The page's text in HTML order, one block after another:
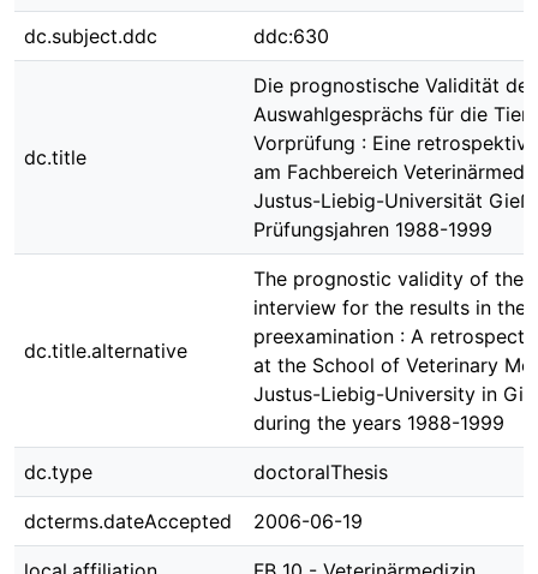
dc.subject.ddc ddc:630
dc.title
Die prognostische Validität des
Auswahlgesprächs für die
Vorprüfung : Eine
am Fachbereich
Justus-Liebig-Universität
Prüfungsjahren 1988-1999
dc.title.alternative
The prognostic validity of the
interview for the results in the
preexamination : A
at the School of Veterinary
Justus-Liebig-University in
during the years 1988-1999
dc.type doctoralThesis
dcterms.dateAccepted 2006-06-19